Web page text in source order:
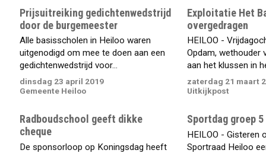
Prijsuitreiking gedichtenwedstrijd
door de burgemeester
Alle basisscholen in Heiloo waren
uitgenodigd om mee te doen aan een
gedichtenwedstrijd voor...
dinsdag 23 april 2019
Gemeente Heiloo
Exploitatie Het
overgedragen
HEILOO -
Opdam, wethouder
aan het klussen in
zaterdag 21 maart
Uitkijkpost
Radboudschool geeft dikke
cheque
De sponsorloop op Koningsdag heeft
Sportdag groep
HEILOO - Gisteren
Sportraad Heiloo